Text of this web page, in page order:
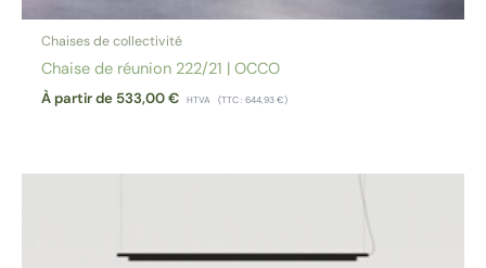
Chaises de collectivité
Chaise de réunion 222/21 | OCCO
À partir de 533,00€ HTVA (TTC :644,93€)